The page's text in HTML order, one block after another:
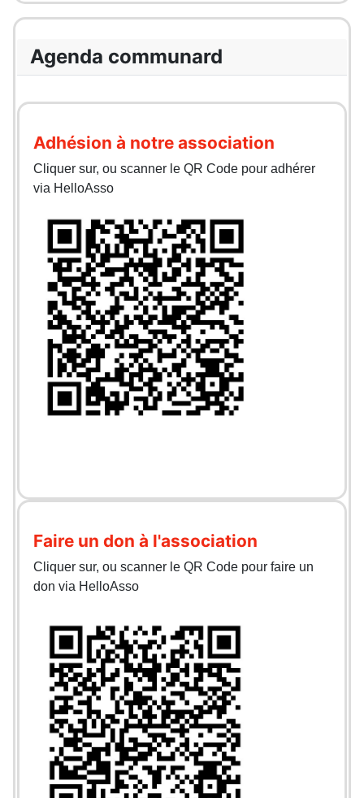
Agenda communard
Adhésion à notre association
Cliquer sur, ou scanner le QR Code pour adhérer
via HelloAsso
Faire un don à l'association
Cliquer sur, ou scanner le QR Code pour faire un
don via HelloAsso